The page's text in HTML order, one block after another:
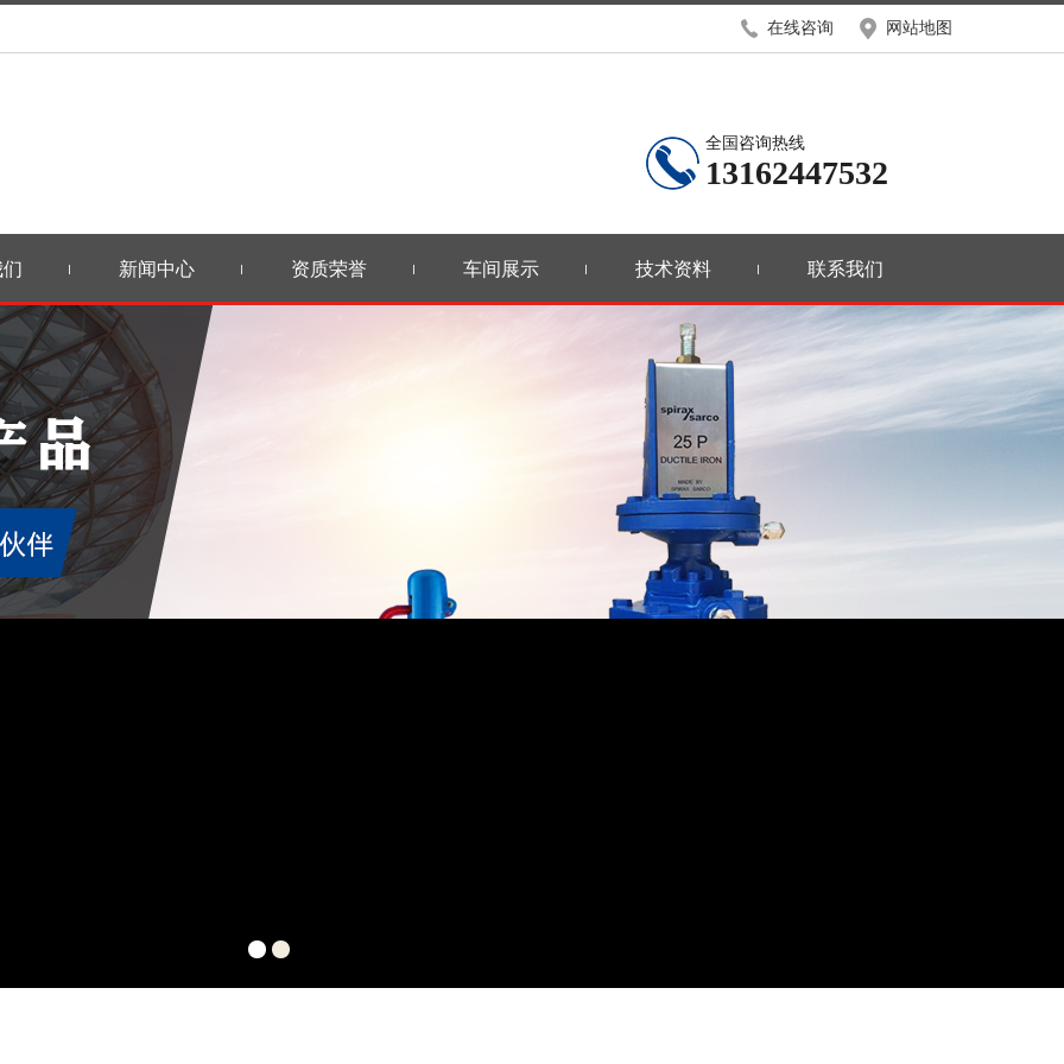
在线咨询 网站地图
全国咨询热线
13162447532
新闻中心 资质荣誉 车间展示 技术资料 联系我们
霍尼韦尔 霍尼韦尔比例积分
调节阀 V5011N2055 ML7420A8088